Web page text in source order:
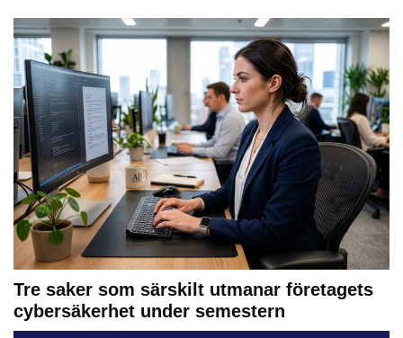
Tre saker som särskilt utmanar företagets
cybersäkerhet under semestern